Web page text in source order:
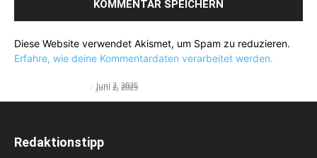
Diese Website verwendet Akismet, um Spam zu reduzieren.
Erfahre, wie deine Kommentardaten verarbeitet werden.
Flying Visit
- Juni 2, 2025
- Juni 2, 2025
Redaktionstipp